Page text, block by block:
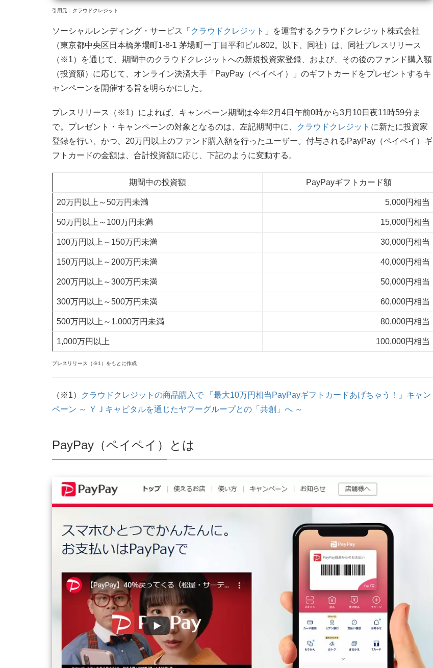
引用元：クラウドクレジット
ソーシャルレンディング・サービス「 クラウドクレジット
」を運営するクラウドクレジット株式会社
（東京都中央区日本橋茅場町1-8-1 茅場町一丁目平和ビル802。以下、同社）は、同社プレスリリース
（※1）を通じて、期間中のクラウドクレジットへの新規投資家登録、および、その後のファンド購入額
（投資額）に応じて、オンライン決済大手「PayPay（ペイペイ）」のギフトカードをプレゼントするキ
ャンペーンを開催する旨を明らかにした。
プレスリリース（※1）によれば、キャンペーン期間は今年2月4日午前0時から3月10日夜11時59分ま
で。プレゼント・キャンペーンの対象となるのは、左記期間中に、
クラウドクレジット に新たに投資家
登録を行い、かつ、20万円以上のファンド購入額を行ったユーザー。付与されるPayPay（ペイペイ）ギ
フトカードの金額は、合計投資額に応じ、下記のように変動する。
期間中の投資額 PayPayギフトカード額
20万円以上～50万円未満 5,000円相当
50万円以上～100万円未満 15,000円相当
100万円以上～150万円未満 30,000円相当
150万円以上～200万円未満 40,000円相当
200万円以上～300万円未満 50,000円相当
300万円以上～500万円未満 60,000円相当
500万円以上～1,000万円未満 80,000円相当
1,000万円以上 100,000円相当
プレスリリース（※1）をもとに作成
（※1）
クラウドクレジットの商品購入で 「最大10万円相当PayPayギフトカードあげちゃう！」キャン
ペーン ～ ＹＪキャピタルを通じたヤフーグループとの「共創」へ ～
PayPay（ペイペイ）とは